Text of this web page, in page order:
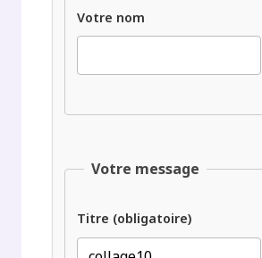
Votre nom
Votre message
Titre (obligatoire)